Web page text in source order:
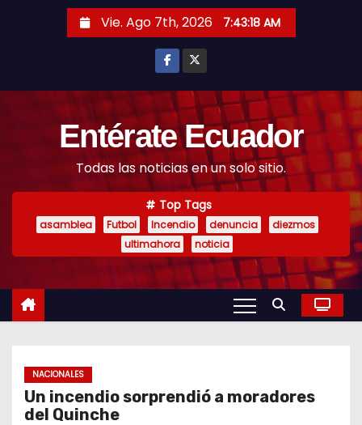
Vie. Ago 7th, 2026 7:43:20 AM
Entérate Ecuador
Todas las noticias en un solo sitio.
Top Tags
asamblea Futbol Incendio denuncia
diezmos
ultimahora
noticia
NACIONALES
Un incendio sorprendió a moradores
del Quinche